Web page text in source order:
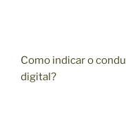
Como indicar o
digital?